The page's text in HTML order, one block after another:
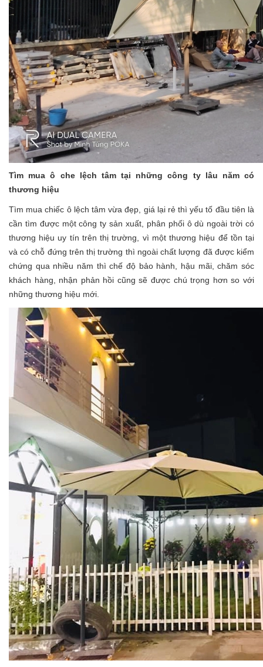
Tìm muaô che lệch tâmtại những công ty lâu năm có
thương hiệu
Tìm mua chiếc ô lệch tâm vừa đẹp, giá lại rẻ thì yếu tố đầu tiên là
cần tìm được một công ty sản xuất, phân phối ô dù ngoài trời có
thương hiệu uy tín trên thị trường, vì một thương hiệu để tồn tại
và có chỗ đứng trên thị trường thì ngoài chất lượng đã được kiểm
chứng qua nhiều năm thì chế độ bảo hành, hậu mãi, chăm sóc
khách hàng, nhận phản hồi cũng sẽ được chú trọng hơn so với
những thương hiệu mới.